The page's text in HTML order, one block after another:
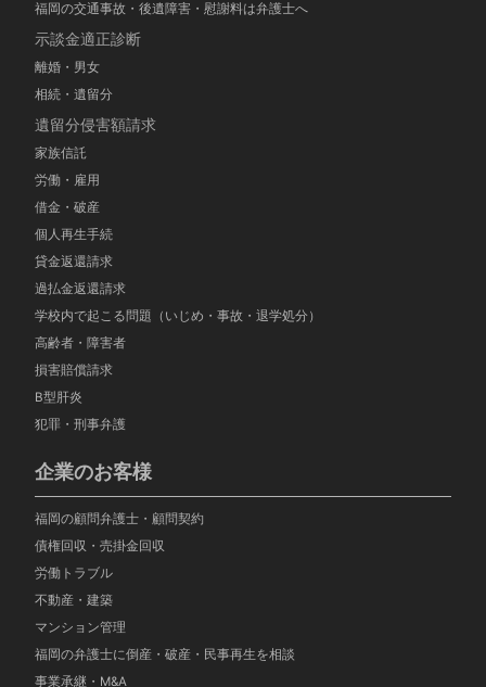
福岡の交通事故・後遺障害・慰謝料は弁護士へ
示談金適正診断
離婚・男女
相続・遺留分
遺留分侵害額請求
家族信託
労働・雇用
借金・破産
個人再生手続
貸金返還請求
過払金返還請求
学校内で起こる問題（いじめ・事故・退学処分）
高齢者・障害者
損害賠償請求
B型肝炎
犯罪・刑事弁護
企業のお客様
福岡の顧問弁護士・顧問契約
債権回収・売掛金回収
労働トラブル
不動産・建築
マンション管理
福岡の弁護士に倒産・破産・民事再生を相談
事業承継・M&A